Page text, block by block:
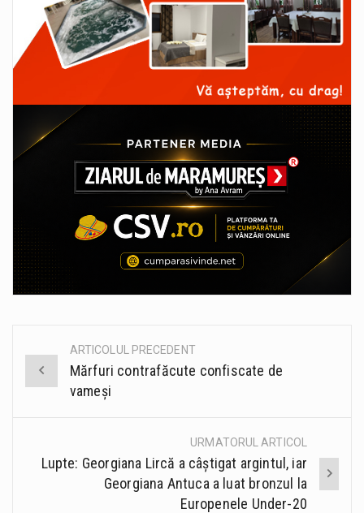
Post
navigation
ARTICOLUL PRECEDENT
Mărfuri contrafăcute confiscate de
vameși
URMATORUL ARTICOL
Lupte: Georgiana Lircă a câştigat argintul, iar
Georgiana Antuca a luat bronzul la
Europenele Under-20